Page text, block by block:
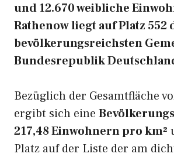
und 12.670 weibliche
Rathenow liegt auf Platz 552
bevölkerungsreichsten
Bundesrepublik
Bezüglich der Gesamtfläche
ergibt sich eine
217,48 Einwohnern pro km²
Platz auf der Liste der am